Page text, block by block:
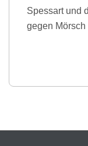
Spessart und
gegen Mörsch